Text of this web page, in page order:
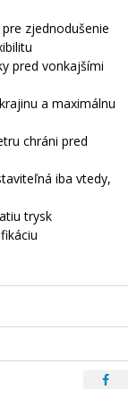
zjednodušenie
pred vonkajšími
a maximálnu
chráni pred
iba vtedy,
trysk